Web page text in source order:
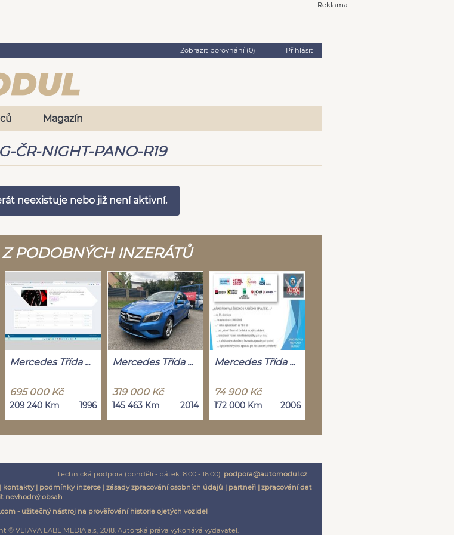
Reklama
Zobrazit porovnání (0) Přihlásit
Magazín
ČR-NIGHT-PANO-R19
neexistuje nebo již není aktivní.
Z PODOBNÝCH INZERÁTŮ
Mercedes Třída ...
695 000 Kč
209 240 Km 1996
Mercedes Třída ...
319 000 Kč
145 463 Km 2014
Mercedes Třída ...
74 900 Kč
172 000 Km 2006
technická podpora (pondělí - pátek: 8:00 - 16:00): podpora@automodul.cz
kontakty| podmínky inzerce| zásady zpracování osobních údajů | partneři| zpracování dat
nevhodný obsah
- užitečný nástroj na prověřování historie ojetých vozidel
© VLTAVA LABE MEDIA a.s., 2018. Autorská práva vykonává vydavatel.